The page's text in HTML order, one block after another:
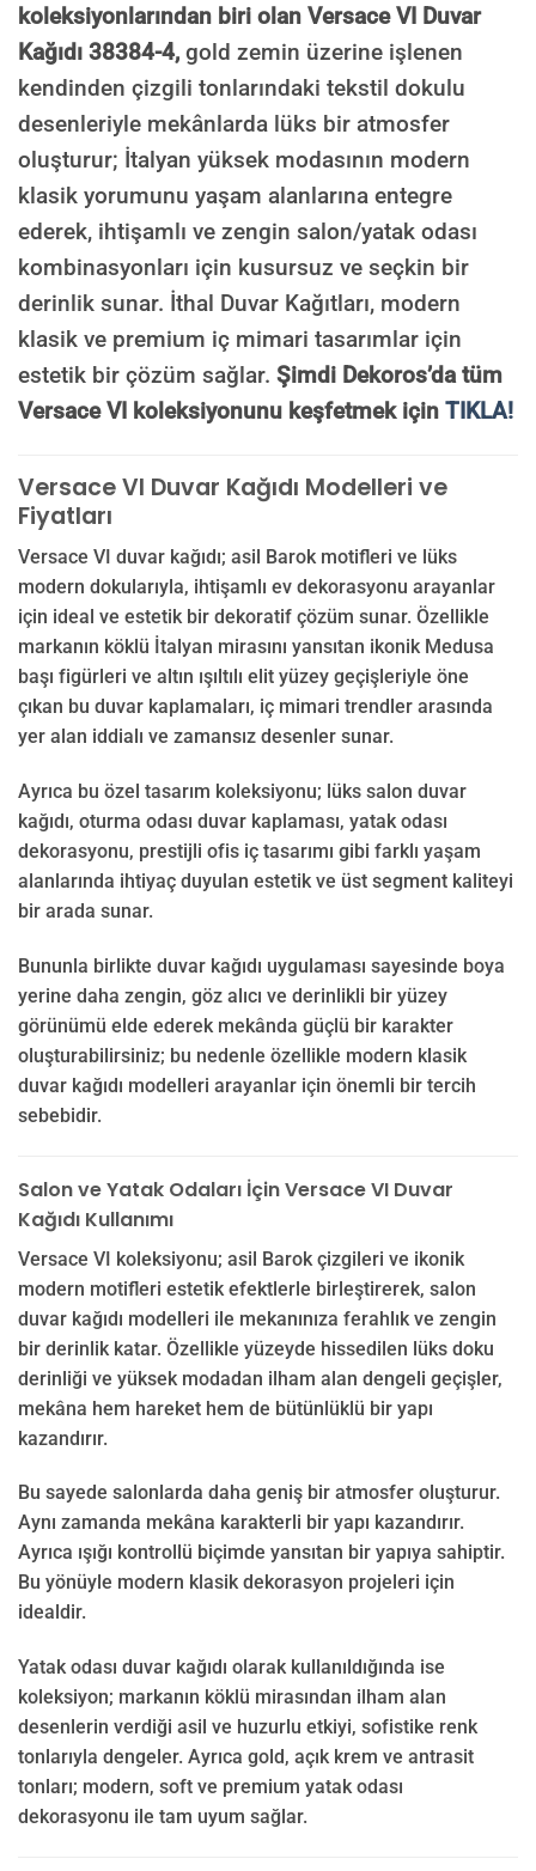
koleksiyonlarından biri olan Versace VI Duvar
Kağıdı 38384-4, gold zemin üzerine işlenen
kendinden çizgili tonlarındaki tekstil dokulu
desenleriyle mekânlarda lüks bir atmosfer
oluşturur; İtalyan yüksek modasının modern
klasik yorumunu yaşam alanlarına entegre
ederek, ihtişamlı ve zengin salon/yatak odası
kombinasyonları için kusursuz ve seçkin bir
derinlik sunar. İthal Duvar Kağıtları, modern
klasik ve premium iç mimari tasarımlar için
estetik bir çözüm sağlar. Şimdi Dekoros’da tüm
Versace VI koleksiyonunu keşfetmek için TIKLA!
Versace VI Duvar Kağıdı Modelleri ve
Fiyatları
Versace VI duvar kağıdı; asil Barok motifleri ve lüks
modern dokularıyla, ihtişamlı ev dekorasyonu arayanlar
için ideal ve estetik bir dekoratif çözüm sunar. Özellikle
markanın köklü İtalyan mirasını yansıtan ikonik Medusa
başı figürleri ve altın ışıltılı elit yüzey geçişleriyle öne
çıkan bu duvar kaplamaları, iç mimari trendler arasında
yer alan iddialı ve zamansız desenler sunar.
Ayrıca bu özel tasarım koleksiyonu; lüks salon duvar
kağıdı, oturma odası duvar kaplaması, yatak odası
dekorasyonu, prestijli ofis iç tasarımı gibi farklı yaşam
alanlarında ihtiyaç duyulan estetik ve üst segment kaliteyi
bir arada sunar.
Bununla birlikte duvar kağıdı uygulaması sayesinde boya
yerine daha zengin, göz alıcı ve derinlikli bir yüzey
görünümü elde ederek mekânda güçlü bir karakter
oluşturabilirsiniz; bu nedenle özellikle modern klasik
duvar kağıdı modelleri arayanlar için önemli bir tercih
sebebidir.
Salon ve Yatak Odaları İçin Versace VI Duvar
Kağıdı Kullanımı
Versace VI koleksiyonu; asil Barok çizgileri ve ikonik
modern motifleri estetik efektlerle birleştirerek, salon
duvar kağıdı modelleri ile mekanınıza ferahlık ve zengin
bir derinlik katar. Özellikle yüzeyde hissedilen lüks doku
derinliği ve yüksek modadan ilham alan dengeli geçişler,
mekâna hem hareket hem de bütünlüklü bir yapı
kazandırır.
Bu sayede salonlarda daha geniş bir atmosfer oluşturur.
Aynı zamanda mekâna karakterli bir yapı kazandırır.
Ayrıca ışığı kontrollü biçimde yansıtan bir yapıya sahiptir.
Bu yönüyle modern klasik dekorasyon projeleri için
idealdir.
Yatak odası duvar kağıdı olarak kullanıldığında ise
koleksiyon; markanın köklü mirasından ilham alan
desenlerin verdiği asil ve huzurlu etkiyi, sofistike renk
tonlarıyla dengeler. Ayrıca gold, açık krem ve antrasit
tonları; modern, soft ve premium yatak odası
dekorasyonu ile tam uyum sağlar.